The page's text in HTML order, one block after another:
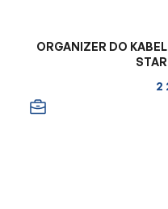
ORGANIZER DO
2